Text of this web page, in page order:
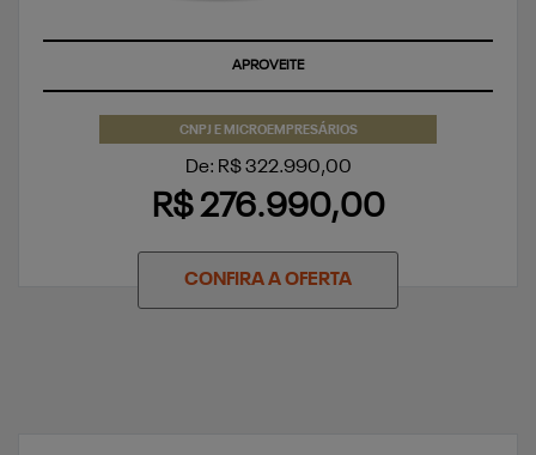
APROVEITE
CNPJ E MICROEMPRESÁRIOS
De: R$ 322.990,00
R$ 276.990,00
CONFIRA A OFERTA